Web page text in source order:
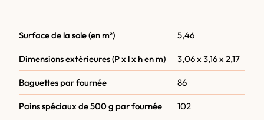
Surface de la sole (en m²) 5,46
Dimensions extérieures (P x l x h en m) 3,06 x 3,16 x 2,17
Baguettes par fournée 86
Pains spéciaux de 500 g par fournée 102